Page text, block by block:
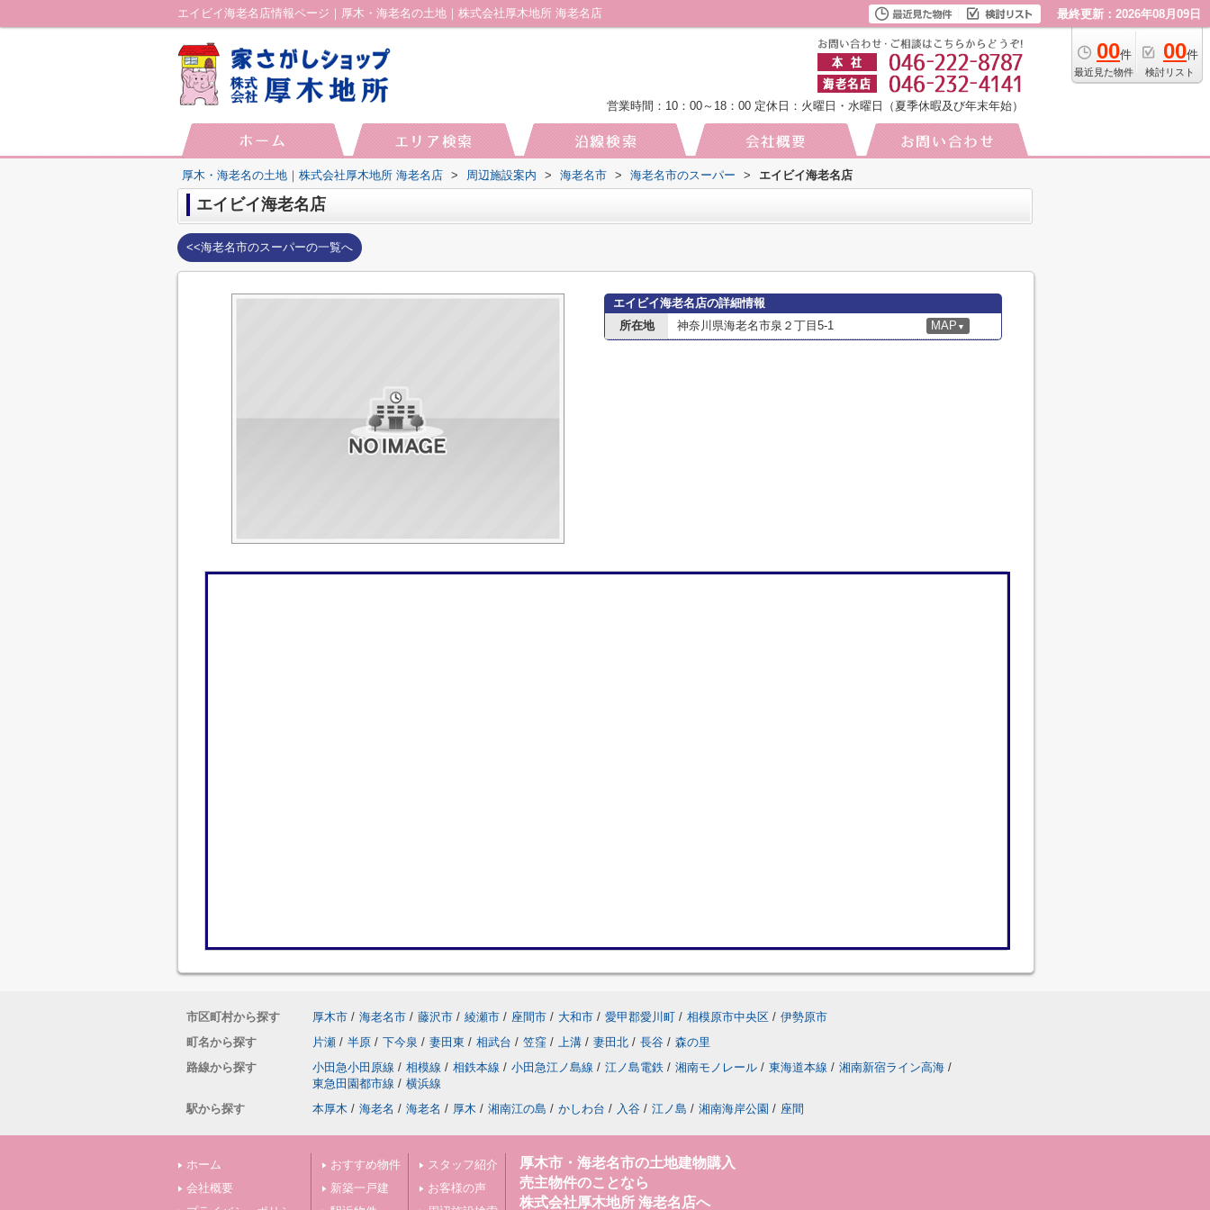
エイビイ海老名店情報ページ｜厚木・海老名の土地｜株式会社厚木地所 海老名店 最終更新：2026年08月09日
00件
最近見た物件
00件
検討リスト
営業時間：10：00～18：00 定休日：火曜日・水曜日（夏季休暇及び年末年始）
厚木・海老名の土地｜株式会社厚木地所 海老名店 > 周辺施設案内 > 海老名市 > 海老名市のスーパー > エイビイ海老名店
エイビイ海老名店
<<海老名市のスーパーの一覧へ
エイビイ海老名店の詳細情報
所在地
神奈川県海老名市泉２丁目5-1 MAP ▼
市区町村から探す 厚木市 / 海老名市 / 藤沢市 / 綾瀬市 / 座間市 / 大和市 / 愛甲郡愛川町 / 相模原市中央区 / 伊勢原市
町名から探す
片瀬 / 半原 / 下今泉 / 妻田東 / 相武台 / 笠窪 / 上溝 / 妻田北 / 長谷 / 森の里
路線から探す
小田急小田原線 / 相模線 / 相鉄本線 / 小田急江ノ島線 / 江ノ島電鉄 / 湘南モノレール / 東海道本線 / 湘南新宿ライン高海 /
東急田園都市線 / 横浜線
駅から探す
本厚木 / 海老名 / 海老名 / 厚木 / 湘南江の島 / かしわ台 / 入谷 / 江ノ島 / 湘南海岸公園 / 座間
ホーム
会社概要
おすすめ物件
新築一戸建
スタッフ紹介
お客様の声
厚木市・海老名市の土地建物購入
売主物件のことなら
株式会社厚木地所 海老名店へ